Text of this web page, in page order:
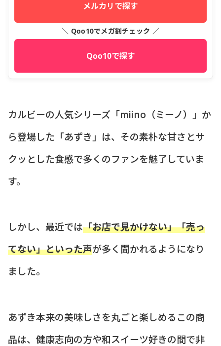
メルカリで探す
＼ Qoo10でメガ割チェック ／
Qoo10で探す
カルビーの人気シリーズ「miino（ミーノ）」か
ら登場した「あずき」は、その素朴な甘さとサ
クッとした食感で多くのファンを魅了していま
す。
しかし、最近では「お店で見かけない」「売っ
てない」といった声が多く聞かれるようになり
ました。
あずき本来の美味しさを丸ごと楽しめるこの商
品は、健康志向の方や和スイーツ好きの間で非